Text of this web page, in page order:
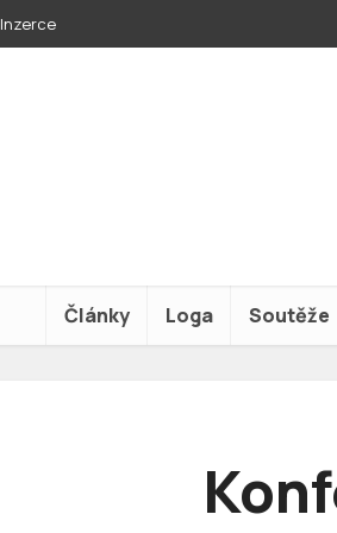
Inzerce
Články Loga Soutěže